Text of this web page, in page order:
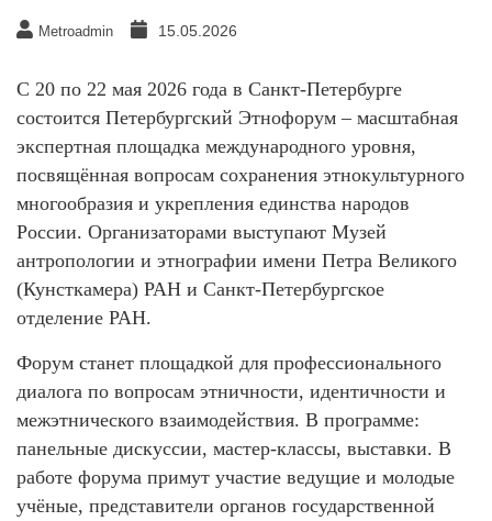
Metroadmin 15.05.2026
С 20 по 22 мая 2026 года в Санкт-Петербурге
состоится Петербургский Этнофорум – масштабная
экспертная площадка международного уровня,
посвящённая вопросам сохранения этнокультурного
многообразия и укрепления единства народов
России. Организаторами выступают Музей
антропологии и этнографии имени Петра Великого
(Кунсткамера) РАН и Санкт-Петербургское
отделение РАН.
Форум станет площадкой для профессионального
диалога по вопросам этничности, идентичности и
межэтнического взаимодействия. В программе:
панельные дискуссии, мастер-классы, выставки. В
работе форума примут участие ведущие и молодые
учёные, представители органов государственной